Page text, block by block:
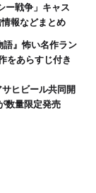
報などまとめ
をあらすじ付き
数量限定発売